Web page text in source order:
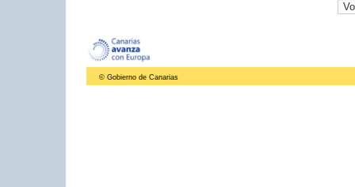
© Gobierno de Canarias